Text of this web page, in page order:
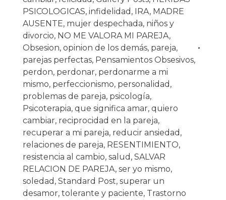
PSICOLOGICAS, infidelidad , IRA, MADRE
AUSENTE, mujer despechada, niños y
divorcio, NO ME VALORA MI PAREJA,
Obsesion, opinion de los demás, pareja,
parejas perfectas, Pensamientos Obsesivos,
perdon, perdonar, perdonarme a mi
mismo, perfeccionismo, personalidad ,
problemas de pareja, psicología,
Psicoterapia, que significa amar, quiero
cambiar, reciprocidad en la pareja,
recuperar a mi pareja, reducir ansiedad ,
relaciones de pareja, RESENTIMIENTO,
resistencia al cambio, salud , SALVAR
RELACION DE PAREJA, ser yo mismo,
soledad , Standard Post, superar un
desamor, tolerante y paciente, Trastorno